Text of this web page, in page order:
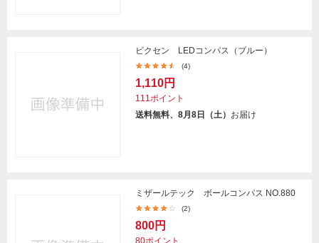
ビクセン LEDコンパス（ブルー）
(4)
1,110円
111ポイント
送料無料、8月8日（土） お届け
ミザールテック ボールコンパス NO.880
(2)
800円
80ポイント